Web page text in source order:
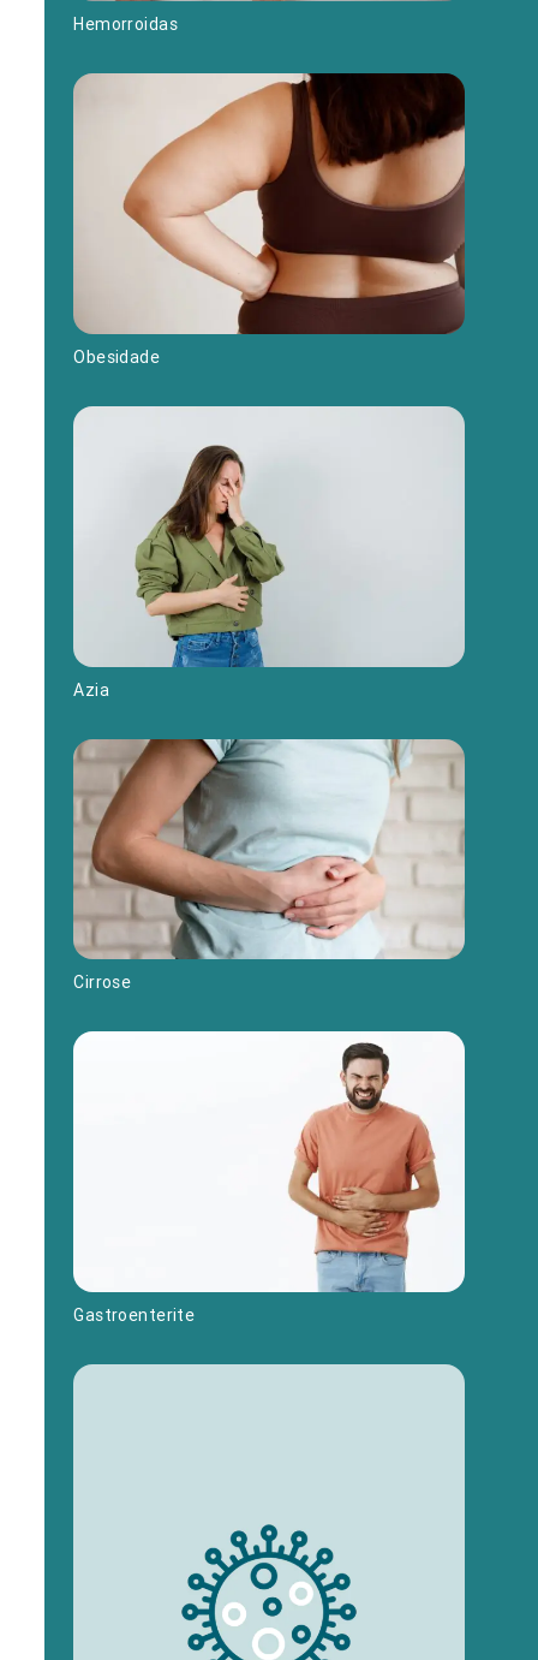
Hemorroidas
Obesidade
Azia
Cirrose
Gastroenterite